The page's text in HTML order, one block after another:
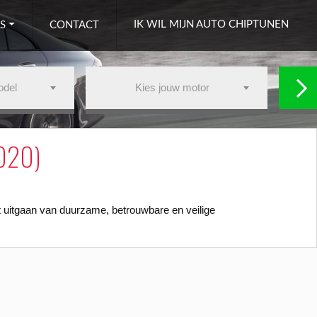
CONTACT IK WIL MIJN AUTO CHIPTUNEN
Kies jouw motor
van duurzame, betrouwbare en veilige